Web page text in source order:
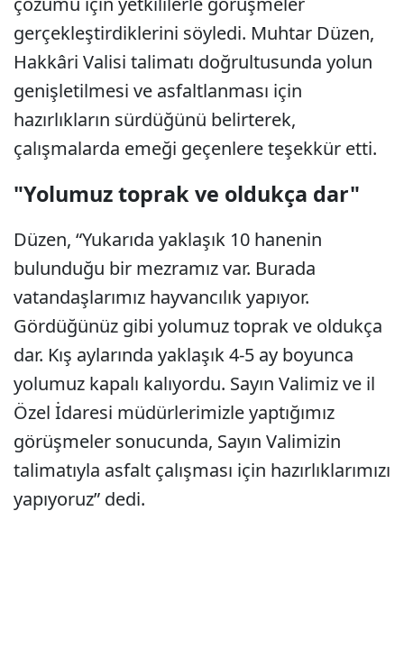
gerçekleştirdiklerini söyledi. Muhtar Düzen,
Hakkâri Valisi talimatı doğrultusunda yolun
genişletilmesi ve asfaltlanması için
hazırlıkların sürdüğünü belirterek,
çalışmalarda emeği geçenlere teşekkür etti.
"Yolumuz toprak ve oldukça dar"
Düzen, “Yukarıda yaklaşık 10 hanenin
bulunduğu bir mezramız var. Burada
vatandaşlarımız hayvancılık yapıyor.
Gördüğünüz gibi yolumuz toprak ve oldukça
dar. Kış aylarında yaklaşık 4-5 ay boyunca
yolumuz kapalı kalıyordu. Sayın Valimiz ve il
Özel İdaresi müdürlerimizle yaptığımız
görüşmeler sonucunda, Sayın Valimizin
talimatıyla asfalt çalışması için hazırlıklarımızı
yapıyoruz” dedi.